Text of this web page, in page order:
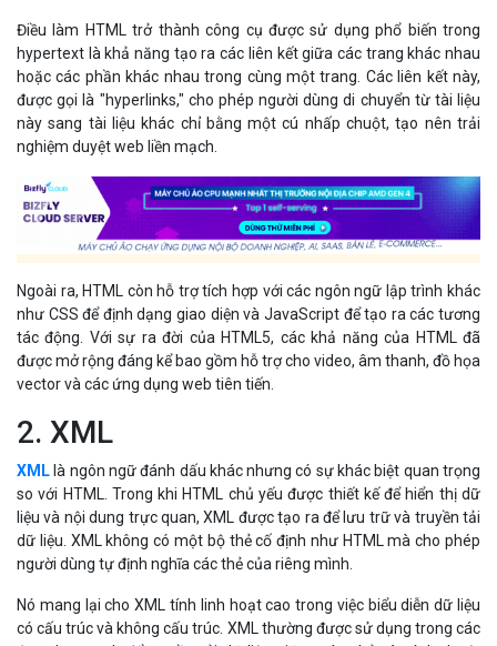
Điều làm HTML trở thành công cụ được sử dụng phổ biến trong
hypertext là khả năng tạo ra các liên kết giữa các trang khác nhau
hoặc các phần khác nhau trong cùng một trang. Các liên kết này,
được gọi là "hyperlinks," cho phép người dùng di chuyển từ tài liệu
này sang tài liệu khác chỉ bằng một cú nhấp chuột, tạo nên trải
nghiệm duyệt web liền mạch.
Ngoài ra, HTML còn hỗ trợ tích hợp với các ngôn ngữ lập trình khác
như CSS để định dạng giao diện và JavaScript để tạo ra các tương
tác động. Với sự ra đời của HTML5, các khả năng của HTML đã
được mở rộng đáng kể bao gồm hỗ trợ cho video, âm thanh, đồ họa
vector và các ứng dụng web tiên tiến.
2. XML
XMLlà ngôn ngữ đánh dấu khác nhưng có sự khác biệt quan trọng
so với HTML. Trong khi HTML chủ yếu được thiết kế để hiển thị dữ
liệu và nội dung trực quan, XML được tạo ra để lưu trữ và truyền tải
dữ liệu. XML không có một bộ thẻ cố định như HTML mà cho phép
người dùng tự định nghĩa các thẻ của riêng mình.
Nó mang lại cho XML tính linh hoạt cao trong việc biểu diễn dữ liệu
có cấu trúc và không cấu trúc. XML thường được sử dụng trong các